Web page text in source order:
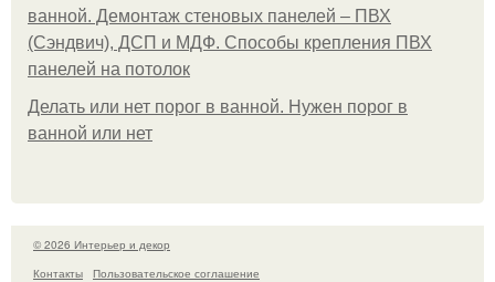
ванной. Демонтаж стеновых панелей – ПВХ
(Сэндвич), ДСП и МДФ. Способы крепления ПВХ
панелей на потолок
Делать или нет порог в ванной. Нужен порог в
ванной или нет
© 2026 Интерьер и декор
Контакты
Пользовательское соглашение